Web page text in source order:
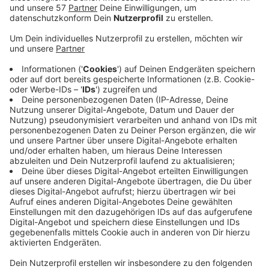
BeimAachener Karnevals-Verein (AKV)steht ein
Führungswechsel an.
drei Jahren im Amt am Dienstagabend (16.9.2025) bei
der Jahreshauptversammlung nicht mehr für den
Posten kandidieren.
Sein Nachfolger wird voraussichtlich Noch-
Vizepräsident André Freese, der seit 2007 dem
Elferrat angehört.
Freese ist im Hauptberuf Arzt, er leitet das
Schilddrüsenzentrum in Aachen am Luisenhospital. Er
ist der bisher einzige Kandidat zur Neubesetzung des
AKV-Präsidentenamts - und hat auch schon einen
eigenen Elferrat mit überwiegend bewährten Kräften.
(Auf dem Foto oben bei der Vorstellung der neuen